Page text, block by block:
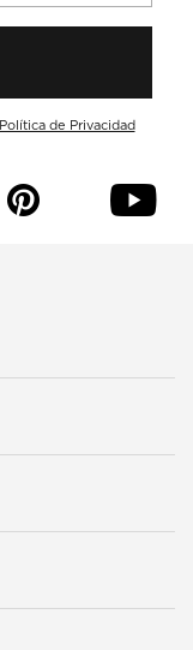
Política de Privacidad
p y